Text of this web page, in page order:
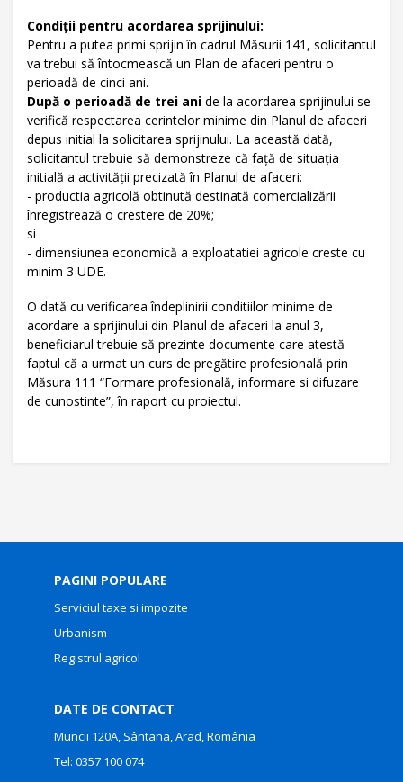
Condiţii pentru acordarea sprijinului:
Pentru a putea primi sprijin în cadrul Măsurii 141, solicitantul
va trebui să întocmească un Plan de afaceri pentru o
perioadă de cinci ani.
După o perioadă de trei ani de la acordarea sprijinului se
verifică respectarea cerintelor minime din Planul de afaceri
depus initial la solicitarea sprijinului. La această dată,
solicitantul trebuie să demonstreze că faţă de situaţia
initială a activităţii precizată în Planul de afaceri:
- productia agricolă obtinută destinată comercializării
înregistrează o crestere de 20%;
si
- dimensiunea economică a exploatatiei agricole creste cu
minim 3 UDE.
O dată cu verificarea îndeplinirii conditiilor minime de
acordare a sprijinului din Planul de afaceri la anul 3,
beneficiarul trebuie să prezinte documente care atestă
faptul că a urmat un curs de pregătire profesională prin
Măsura 111 “Formare profesională, informare si difuzare
de cunostinte”, în raport cu proiectul.
PAGINI POPULARE
Serviciul taxe si impozite
Urbanism
Registrul agricol
DATE DE CONTACT
Muncii 120A, Sântana, Arad, România
Tel: 0357 100 074